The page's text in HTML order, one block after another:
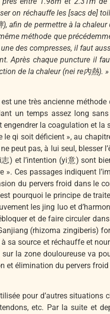
on réchauffe les [sacs de]
afin de permettre à la
méthode que
des compresses, il faut
Après chaque puncture il
de la chaleur (nei re內熱). »
une très ancienne
un temps assez long
la coagulation et
qi soit déficient », au
peut pas, à lui seul, blesser
) et l’intention (yi意) sont
». Ces passages indiquent
du pervers froid dans le
pourquoi le principe de
les jing luo et
et de faire circuler
(rhizoma zingiberis)
sa source et réchauffe et
la zone douloureuse va
élimination du pervers froid
pour d’autres
etc. Par la suite et